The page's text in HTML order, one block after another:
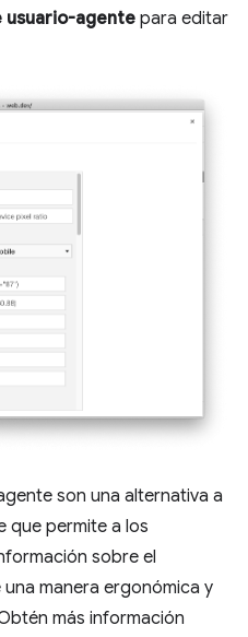
usuario-agente para editar
son una alternativa a
que permite a los
sobre el
manera ergonómica y
más información